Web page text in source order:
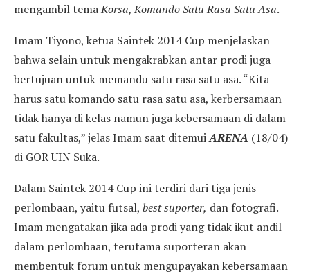
mengambil temaKorsa, Komando Satu Rasa Satu Asa.
Imam Tiyono, ketua Saintek 2014 Cup menjelaskan
bahwa selain untuk mengakrabkan antar prodi juga
bertujuan untuk memandu satu rasa satu asa. “Kita
harus satu komando satu rasa satu asa, kerbersamaan
tidak hanya di kelas namun juga kebersamaan di dalam
satu fakultas,” jelas Imam saat ditemuiARENA (18/04)
di GOR UIN Suka.
Dalam Saintek 2014 Cup ini terdiri dari tiga jenis
perlombaan, yaitu futsal, best suporter, dan fotografi.
Imam mengatakan jika ada prodi yang tidak ikut andil
dalam perlombaan, terutama suporteran akan
membentuk forum untuk mengupayakan kebersamaan